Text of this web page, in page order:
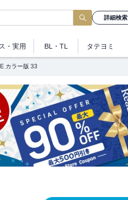
詳細検索
・実用 BL・TL タテヨミ
カラー版 33